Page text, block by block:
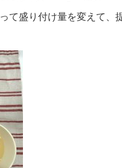
て盛り付け量を変えて、